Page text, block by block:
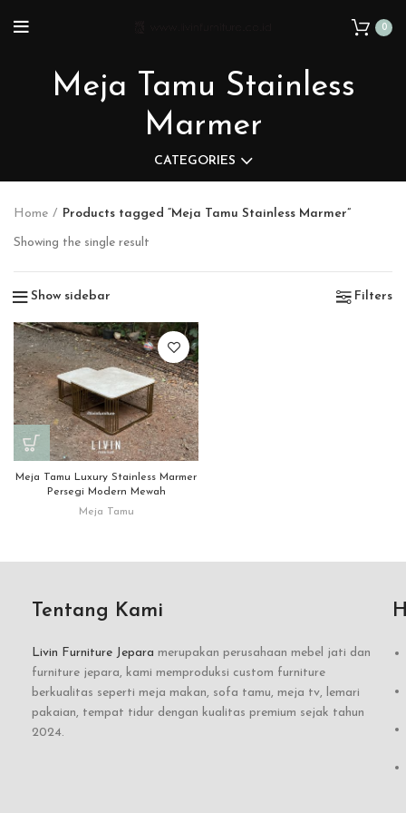
0
Meja Tamu Stainless
Marmer
CATEGORIES
Home Products tagged “Meja Tamu Stainless Marmer”
Showing the single result
Show sidebar Filters
Meja Tamu Luxury Stainless Marmer
Persegi Modern Mewah
Meja Tamu
Tentang Kami
Livin Furniture Jepara merupakan perusahaan mebel jati dan
furniture jepara, kami memproduksi custom furniture
berkualitas seperti meja makan, sofa tamu, meja tv, lemari
pakaian, tempat tidur dengan kualitas premium sejak tahun
2024.